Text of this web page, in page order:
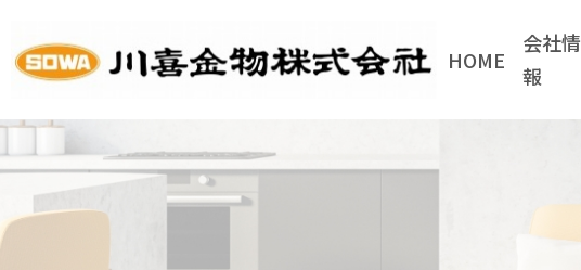
HOME
会社情
報
HOME
企業情報